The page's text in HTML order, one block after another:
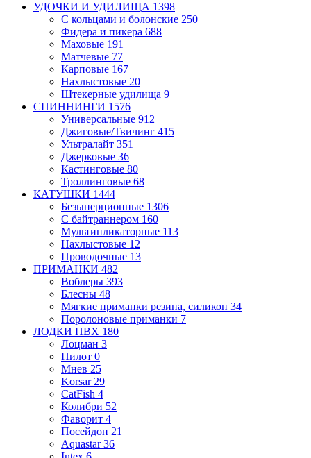
УДОЧКИ И УДИЛИЩА 1398
С кольцами и болонские 250
Фидера и пикера 688
Маховые 191
Матчевые 77
Карповые 167
Нахлыстовые 20
Штекерные удилища 9
СПИННИНГИ 1576
Универсальные 912
Джиговые/Твичинг 415
Ультралайт 351
Джерковые 36
Кастинговые 80
Троллинговые 68
КАТУШКИ 1444
Безынерционные 1306
С байтраннером 160
Мультипликаторные 113
Нахлыстовые 12
Проводочные 13
ПРИМАНКИ 482
Воблеры 393
Блесны 48
Мягкие приманки резина, силикон 34
Поролоновые приманки 7
ЛОДКИ ПВХ 180
Лоцман 3
Пилот 0
Мнев 25
Korsar 29
CatFish 4
Колибри 52
Фаворит 4
Посейдон 21
Aquastar36